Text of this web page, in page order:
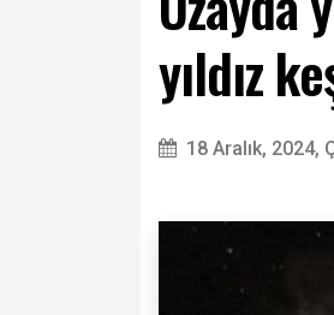
yıldız
18 Aralık, 2024,